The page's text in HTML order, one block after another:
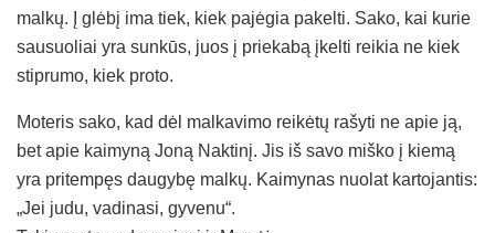
malkų. Į glėbį ima tiek, kiek pajėgia pakelti. Sako, kai kurie
sausuoliai yra sunkūs, juos į priekabą įkelti reikia ne kiek
stiprumo, kiek proto.
Moteris sako, kad dėl malkavimo reikėtų rašyti ne apie ją,
bet apie kaimyną Joną Naktinį. Jis iš savo miško į kiemą
yra pritempęs daugybę malkų. Kaimynas nuolat kartojantis:
„Jei judu, vadinasi, gyvenu“.